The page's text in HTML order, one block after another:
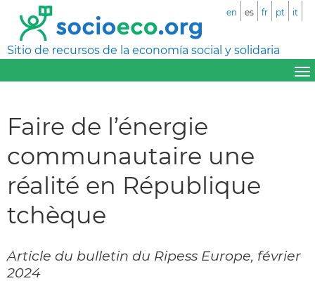
Sitio de recursos de la economía social y solidaria
en es fr pt it
Faire de l’énergie
communautaire une
réalité en République
tchèque
Article du bulletin du Ripess Europe, février
2024